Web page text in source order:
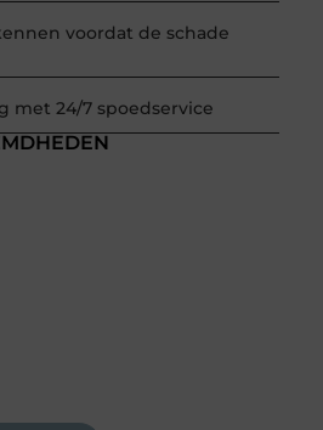
voordat de schade
met 24/7 spoedservice